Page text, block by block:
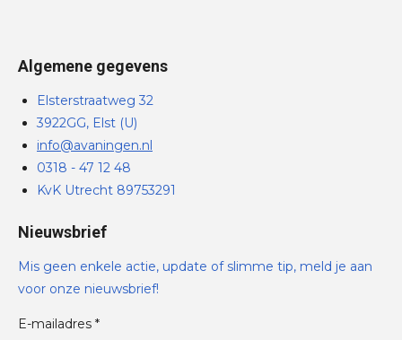
Algemene gegevens
Elsterstraatweg 32
3922GG, Elst (U)
info@avaningen.nl
0318 - 47 12 48
KvK Utrecht 89753291
Nieuwsbrief
Mis geen enkele actie, update of slimme tip, meld je aan
voor onze nieuwsbrief!
E-mailadres *